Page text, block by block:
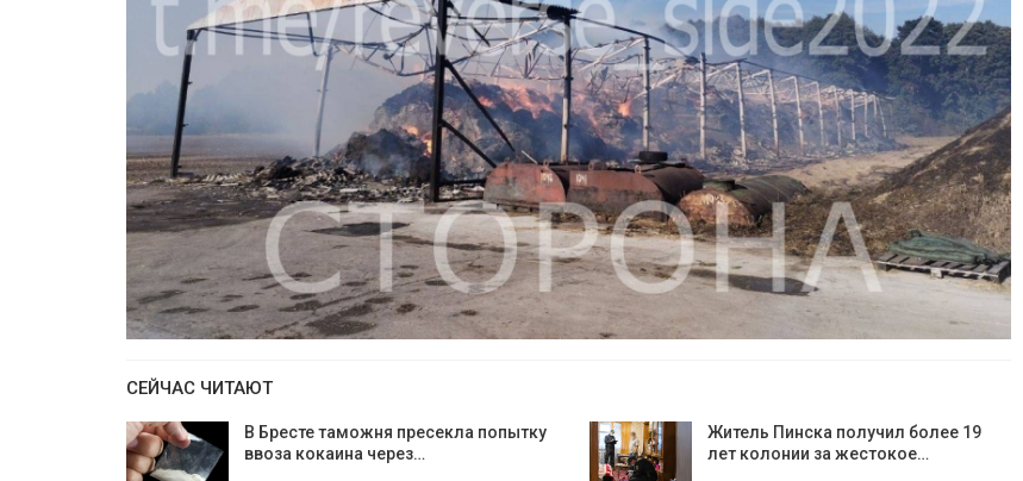
СЕЙЧАС ЧИТАЮТ
В Бресте таможня пресекла попытку
ввоза кокаина через…
Житель Пинска получил более 19
лет колонии за жестокое…